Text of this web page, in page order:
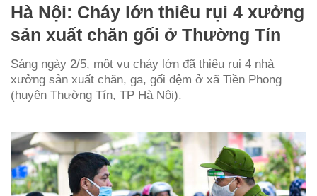
Hà Nội: Cháy lớn thiêu rụi 4 xưởng
sản xuất chăn gối ở Thường Tín
Sáng ngày 2/5, một vụ cháy lớn đã thiêu rụi 4 nhà
xưởng sản xuất chăn, ga, gối đệm ở xã Tiền Phong
(huyện Thường Tín, TP Hà Nội).